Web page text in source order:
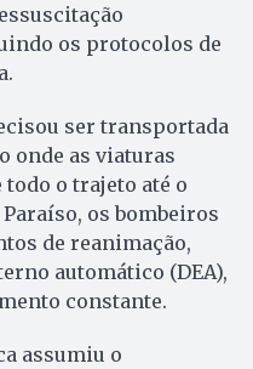
os protocolos de
ser transportada
onde as viaturas
todo o trajeto até o
os bombeiros
de reanimação,
automático (DEA),
constante.
assumiu o